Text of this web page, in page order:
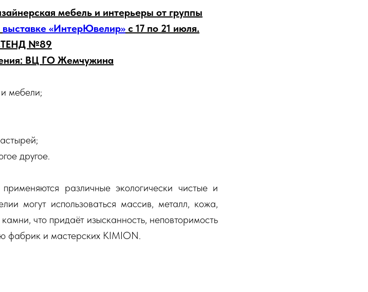
мебель и интерьеры от группы
выставке «ИнтерЮвелир» с 17 по 21 июля.
№89
ВЦ ГО Жемчужина
мебели;
другое.
различные экологически чистые и
могут использоваться массив, металл, кожа,
что придаёт изысканность, неповторимость
фабрик и мастерских KIMION.